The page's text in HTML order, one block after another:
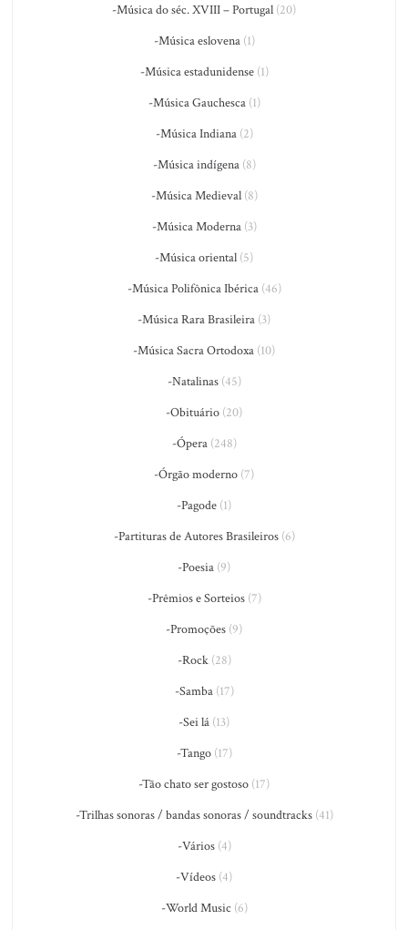
-Música do séc. XVIII – Portugal (20)
-Música eslovena(1)
-Música estadunidense(1)
-Música Gauchesca(1)
-Música Indiana(2)
-Música indígena(8)
-Música Medieval(8)
-Música Moderna(3)
-Música oriental (5)
-Música Polifônica Ibérica(46)
-Música Rara Brasileira (3)
-Música Sacra Ortodoxa (10)
-Natalinas(45)
-Obituário (20)
-Ópera(248)
-Órgão moderno (7)
-Pagode (1)
-Partituras de Autores Brasileiros(6)
-Poesia (9)
-Prêmios e Sorteios(7)
-Promoções (9)
-Rock(28)
-Samba(17)
-Sei lá (13)
-Tango(17)
-Tão chato ser gostoso (17)
-Trilhas sonoras / bandas sonoras / soundtracks(41)
-Vários(4)
-Vídeos (4)
-World Music (6)